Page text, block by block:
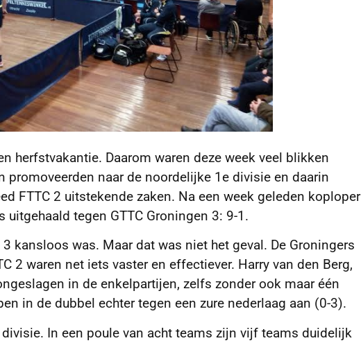
herfstvakantie. Daarom waren deze week veel blikken
promoveerden naar de noordelijke 1e divisie en daarin
FTTC 2 uitstekende zaken. Na een week geleden koploper
tegen GTTC Groningen 3: 9-1.
kansloos was. Maar dat was niet het geval. De Groningers
2 waren net iets vaster en effectiever. Harry van den Berg,
in de enkelpartijen, zelfs zonder ook maar één
in de dubbel echter tegen een zure nederlaag aan (0-3).
In een poule van acht teams zijn vijf teams duidelijk